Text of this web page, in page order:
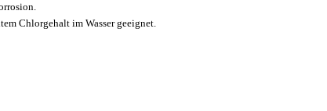
Chlorgehalt im Wasser geeignet.